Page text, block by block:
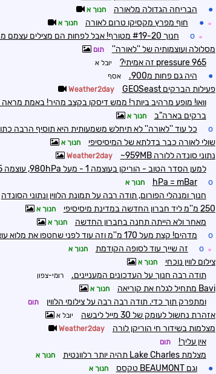
● הבריחה הגדולה מלאורה חנוך א
☼
● חוף מפרץ מקסיקו טרום לאורה חנוך א
☼
o חנוך #19-20 מטורף! אבל לפחות הם מצילים עצמם ממנו...
מסלולה ועוצמותיה של ''לאורה'' תום
pressure 965 זה אמיתי? יובל א
● היה גם פחות מ900. אסף
פעילות הברקים GEOSeast Weather2day
וואו! מופע מרהיב ביותר! ממש דיסקו בקצב מהיר! באמת מראה
ברקים בארה"ב חנוך א
o כל עוד ''לאורה'' לא תיחלש משמעותית היא תוסיף הרבה
שולי לאורה כבר בדלתא של המיסיסיפי חנוך א
נתוני סונדה ללורה 959MB~ Weather2day
למען הסדר הטוב - הוריקן בעוצמה 1 - מעל 980hPa, עוצמה 5 - מתחת ל-920hPa
o
hPa = mBar חנוך א
חנוך ומנהלי הפורום, תודה רבה על תמונת הלווין ונתוני הסונדה
250 מ''מ ליד חברון החדשה במדינת מיסיסיפי חנוך א
מאחר ולא הייתה תחנה בחברון החדשה חנוך א
o מדהים! קצת מעל 170 מ''מ וזה עוד לפני שחטפו את מלוא עוצמתה של ''לאורה''
☼
o זה שייך עוד לסופה הקודמת חנוך א
צילום לווין נוכחי חנוך א
תודה רבה חנוך על העדכונים המעניינים. רומי-צפון
Bavi מתחיל לגלח את קוריאה חנוך א
ומתפרק תוך כדי. תודה רבה רבה על צילומי הלווין תום
אזהרת נחשול לעומק של 30 מייל ליבשה יובל א
מצלמות בשידור חי הוריקן לורה Weather2day
אין עליך! תום
מצלמת Lake Charles תהיה יותר רלוונטית חנוך א
● וגם BEAUMONT טקסס חנוך א